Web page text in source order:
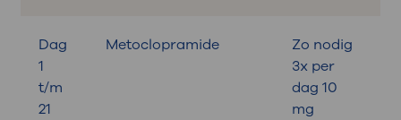
Dag
1
t/m
21
Metoclopramide
Zo nodig
3x per
dag 10
mg